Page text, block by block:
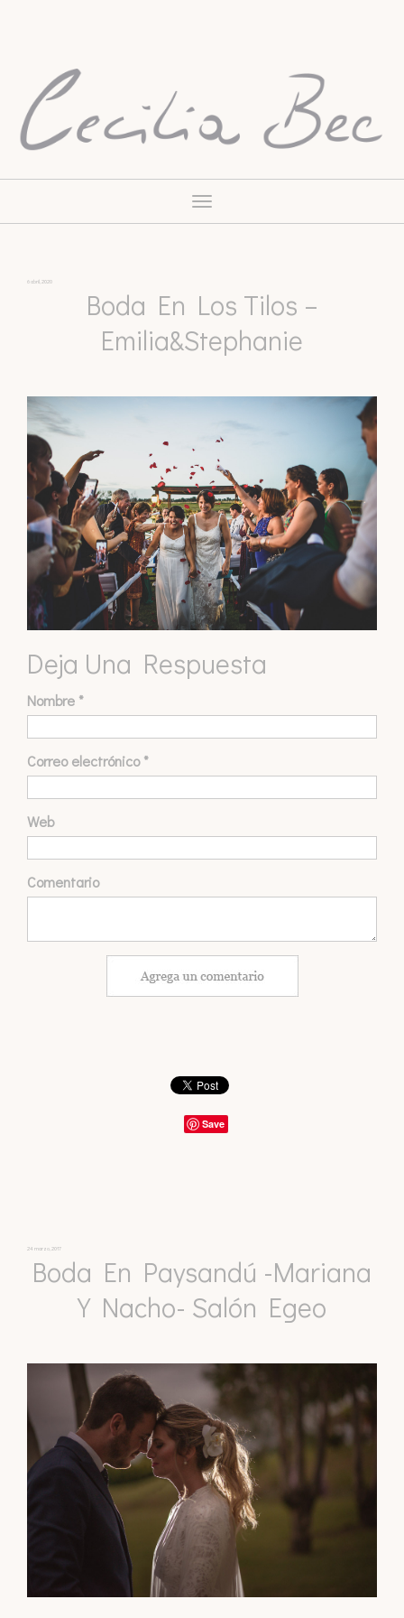
Toggle
navigation
6 abril, 2020
Boda En Los Tilos –
Emilia&Stephanie
Deja Una Respuesta
Nombre *
Correo electrónico*
Web
Comentario
Save
24 marzo, 2017
Boda En Paysandú -Mariana
Y Nacho- Salón Egeo